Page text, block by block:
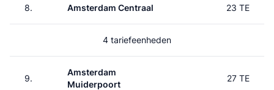
8. Amsterdam Centraal 23 TE
4 tariefeenheden
9.
Amsterdam
Muiderpoort
27 TE